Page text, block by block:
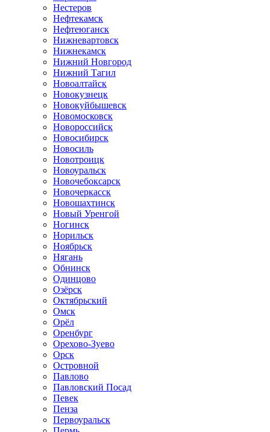
Нестеров
Нефтекамск
Нефтеюганск
Нижневартовск
Нижнекамск
Нижний Новгород
Нижний Тагил
Новоалтайск
Новокузнецк
Новокуйбышевск
Новомосковск
Новороссийск
Новосибирск
Новосиль
Новотроицк
Новоуральск
Новочебоксарск
Новочеркасск
Новошахтинск
Новый Уренгой
Ногинск
Норильск
Ноябрьск
Нягань
Обнинск
Одинцово
Озёрск
Октябрьский
Омск
Орёл
Оренбург
Орехово-Зуево
Орск
Островной
Павлово
Павловский Посад
Певек
Пенза
Первоуральск